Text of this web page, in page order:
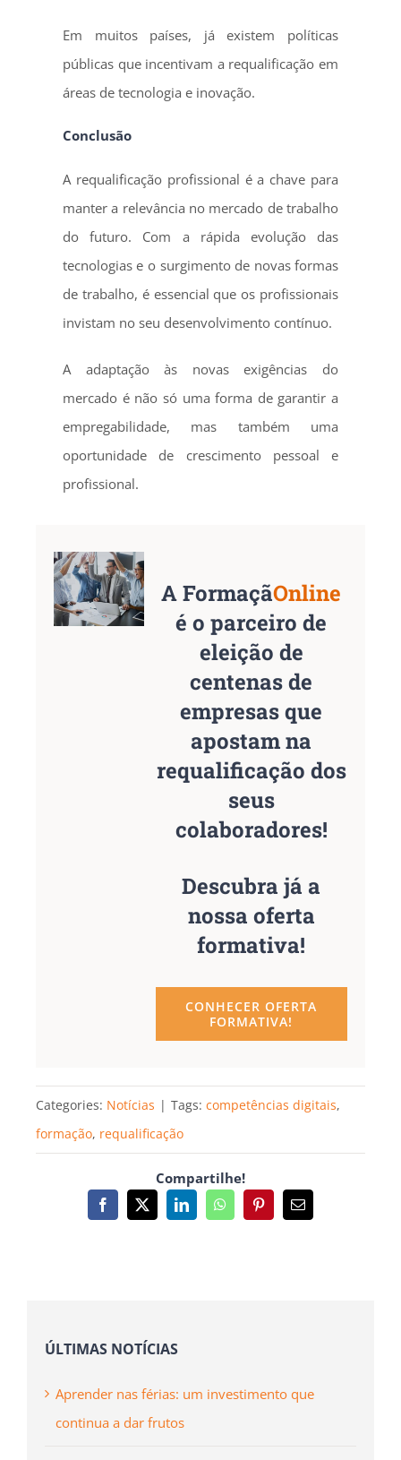
Em muitos países, já existem políticas
públicas que incentivam a requalificação em
áreas de tecnologia e inovação.
Conclusão
A requalificação profissional é a chave para
manter a relevância no mercado de trabalho
do futuro. Com a rápida evolução das
tecnologias e o surgimento de novas formas
de trabalho, é essencial que os profissionais
invistam no seu desenvolvimento contínuo.
A adaptação às novas exigências do
mercado é não só uma forma de garantir a
empregabilidade, mas também uma
oportunidade de crescimento pessoal e
profissional.
A FormaçãOnline
é o parceiro de
eleição de
centenas de
empresas que
apostam na
requalificação dos
seus
colaboradores!
Descubra já a
nossa oferta
formativa!
CONHECER OFERTA
FORMATIVA!
Categories: Notícias | Tags: competências digitais,
formação, requalificação
Compartilhe!
Facebook
X LinkedInWhatsAppPinterestEmail
(necessário
ÚLTIMAS NOTÍCIAS
Aprender nas férias: um investimento que
continua a dar frutos